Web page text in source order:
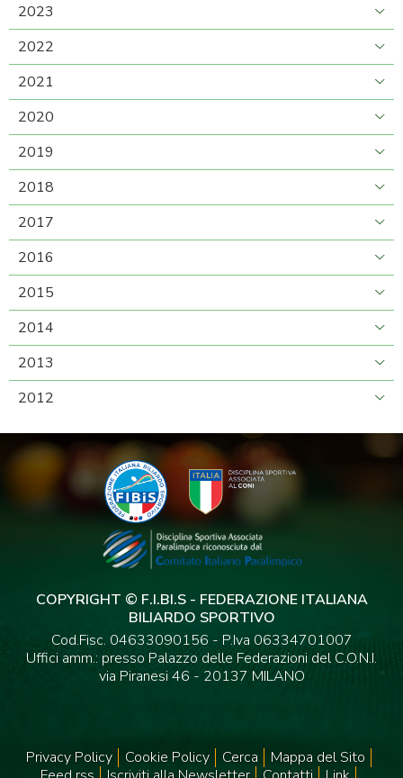
2023
2022
2021
2020
2019
2018
2017
2016
2015
2014
2013
2012
COPYRIGHT © F.I.BI.S - FEDERAZIONE ITALIANA
BILIARDO SPORTIVO
Cod.Fisc. 04633090156 - P.Iva 06334701007
Uffici amm.: presso Palazzo delle Federazioni del C.O.N.I.
via Piranesi 46 - 20137 MILANO
Privacy Policy Cookie Policy Cerca
Mappa del Sito